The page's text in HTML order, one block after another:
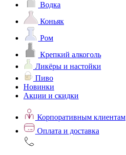
Водка
Коньяк
Ром
Крепкий алкоголь
Ликёры и настойки
Пиво
Новинки
Акции и скидки
Корпоративным клиентам
Оплата и доставка